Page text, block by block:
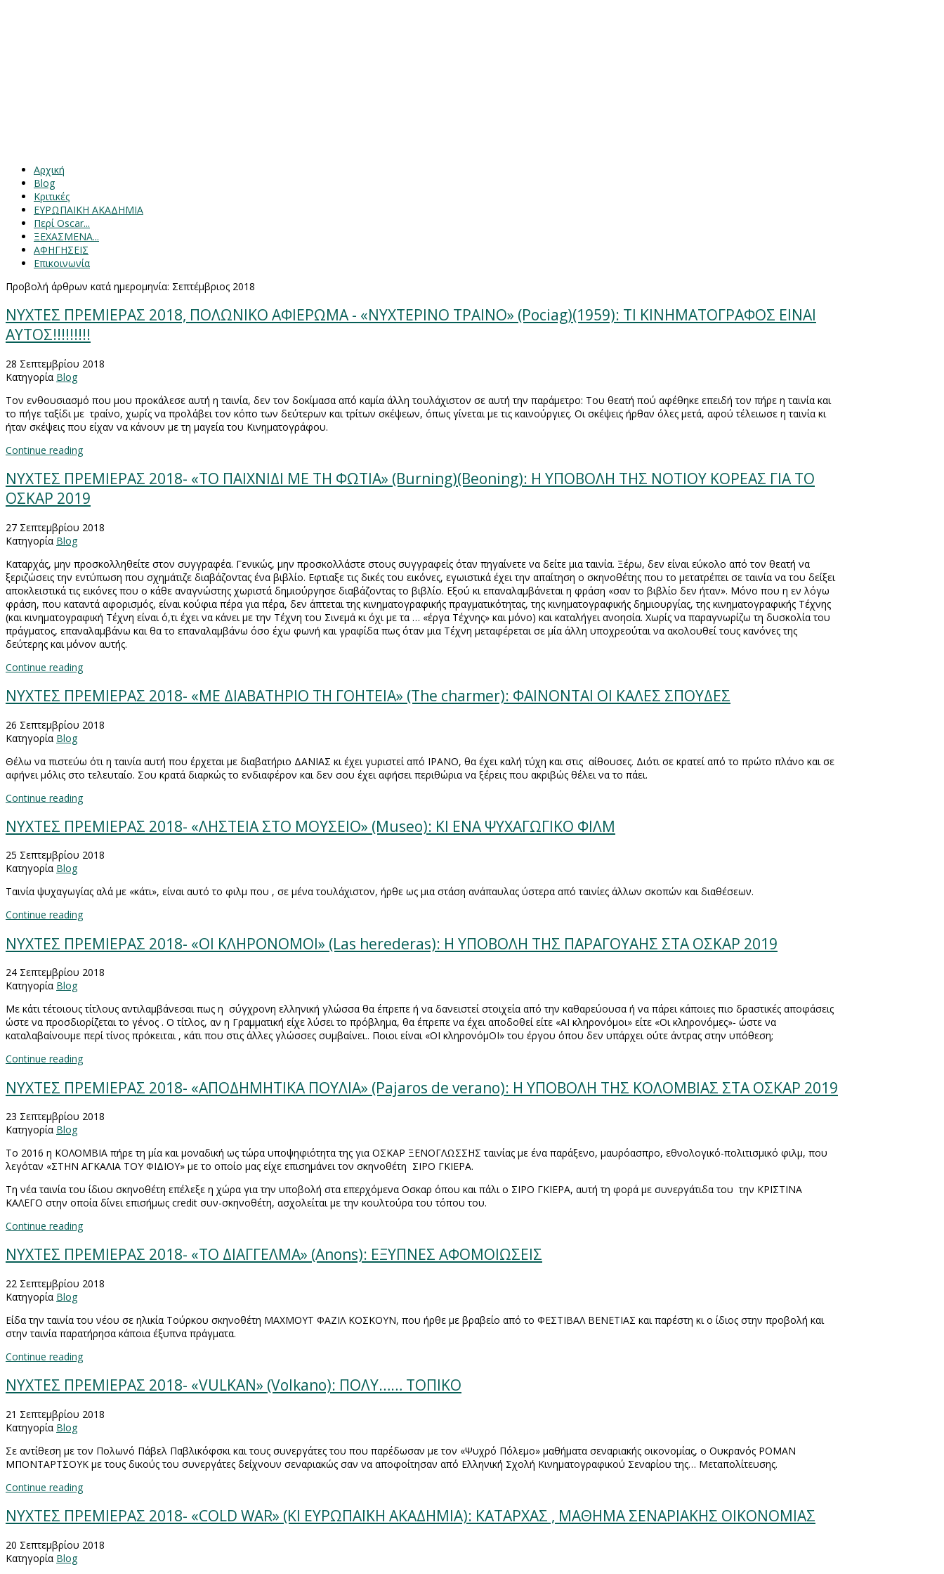
Αρχική
Blog
Κριτικές
ΕΥΡΩΠΑΙΚΗ ΑΚΑΔΗΜΙΑ
Περί Oscar...
ΞΕΧΑΣΜΕΝΑ...
ΑΦΗΓΗΣΕΙΣ
Επικοινωνία
Προβολή άρθρων κατά ημερομηνία: Σεπτέμβριος 2018
NYXTEΣ ΠΡΕΜΙΕΡΑΣ 2018, ΠΟΛΩΝΙΚΟ ΑΦΙΕΡΩΜΑ - «ΝΥΧΤΕΡΙΝΟ ΤΡΑΙΝΟ» (Pociag)(1959): TI KINHMATOΓΡΑΦΟΣ ΕΙΝΑΙ
ΑΥΤΟΣ!!!!!!!!!
28 Σεπτεμβρίου 2018
Κατηγορία Blog
Τον ενθουσιασμό που μου προκάλεσε αυτή η ταινία, δεν τον δοκίμασα από καμία άλλη τουλάχιστον σε αυτή την παράμετρο: Του θεατή πού αφέθηκε επειδή τον πήρε η ταινία και
το πήγε ταξίδι με τραίνο, χωρίς να προλάβει τον κόπο των δεύτερων και τρίτων σκέψεων, όπως γίνεται με τις καινούργιες. Οι σκέψεις ήρθαν όλες μετά, αφού τέλειωσε η ταινία κι
ήταν σκέψεις που είχαν να κάνουν με τη μαγεία του Κινηματογράφου.
Continue reading
ΝΥΧΤΕΣ ΠΡΕΜΙΕΡΑΣ 2018- «ΤΟ ΠΑΙΧΝΙΔΙ ΜΕ ΤΗ ΦΩΤΙΑ» (Burning)(Beoning): Η ΥΠΟΒΟΛΗ ΤΗΣ ΝΟΤΙΟΥ ΚΟΡΕΑΣ ΓΙΑ ΤΟ
ΟΣΚΑΡ 2019
27 Σεπτεμβρίου 2018
Κατηγορία Blog
Καταρχάς, μην προσκολληθείτε στον συγγραφέα. Γενικώς, μην προσκολλάστε στους συγγραφείς όταν πηγαίνετε να δείτε μια ταινία. Ξέρω, δεν είναι εύκολο από τον θεατή να
ξεριζώσεις την εντύπωση που σχημάτιζε διαβάζοντας ένα βιβλίο. Εφτιαξε τις δικές του εικόνες, εγωιστικά έχει την απαίτηση ο σκηνοθέτης που το μετατρέπει σε ταινία να του δείξει
αποκλειστικά τις εικόνες που ο κάθε αναγνώστης χωριστά δημιούργησε διαβάζοντας το βιβλίο. Εξού κι επαναλαμβάνεται η φράση «σαν το βιβλίο δεν ήταν». Μόνο που η εν λόγω
φράση, που καταντά αφορισμός, είναι κούφια πέρα για πέρα, δεν άπτεται της κινηματογραφικής πραγματικότητας, της κινηματογραφικής δημιουργίας, της κινηματογραφικής Τέχνης
(και κινηματογραφική Τέχνη είναι ό,τι έχει να κάνει με την Τέχνη του Σινεμά κι όχι με τα … «έργα Τέχνης» και μόνο) και καταλήγει ανοησία. Χωρίς να παραγνωρίζω τη δυσκολία του
πράγματος, επαναλαμβάνω και θα το επαναλαμβάνω όσο έχω φωνή και γραφίδα πως όταν μια Τέχνη μεταφέρεται σε μία άλλη υποχρεούται να ακολουθεί τους κανόνες της
δεύτερης και μόνον αυτής.
Continue reading
NYXTEΣ ΠΡΕΜΙΕΡΑΣ 2018- «ΜΕ ΔΙΑΒΑΤΗΡΙΟ ΤΗ ΓΟΗΤΕΙΑ» (The charmer): ΦΑΙΝΟΝΤΑΙ ΟΙ ΚΑΛΕΣ ΣΠΟΥΔΕΣ
26 Σεπτεμβρίου 2018
Κατηγορία Blog
Θέλω να πιστεύω ότι η ταινία αυτή που έρχεται με διαβατήριο ΔΑΝΙΑΣ κι έχει γυριστεί από ΙΡΑΝΟ, θα έχει καλή τύχη και στις αίθουσες. Διότι σε κρατεί από το πρώτο πλάνο και σε
αφήνει μόλις στο τελευταίο. Σου κρατά διαρκώς το ενδιαφέρον και δεν σου έχει αφήσει περιθώρια να ξέρεις που ακριβώς θέλει να το πάει.
Continue reading
ΝΥΧΤΕΣ ΠΡΕΜΙΕΡΑΣ 2018- «ΛΗΣΤΕΙΑ ΣΤΟ ΜΟΥΣΕΙΟ» (Museo): ΚΙ ΕΝΑ ΨΥΧΑΓΩΓΙΚΟ ΦΙΛΜ
25 Σεπτεμβρίου 2018
Κατηγορία Blog
Ταινία ψυχαγωγίας αλά με «κάτι», είναι αυτό το φιλμ που , σε μένα τουλάχιστον, ήρθε ως μια στάση ανάπαυλας ύστερα από ταινίες άλλων σκοπών και διαθέσεων.
Continue reading
ΝΥΧΤΕΣ ΠΡΕΜΙΕΡΑΣ 2018- «ΟΙ ΚΛΗΡΟΝΟΜΟΙ» (Las herederas): Η ΥΠΟΒΟΛΗ ΤΗΣ ΠΑΡΑΓΟΥΑΗΣ ΣΤΑ ΟΣΚΑΡ 2019
24 Σεπτεμβρίου 2018
Κατηγορία Blog
Με κάτι τέτοιους τίτλους αντιλαμβάνεσαι πως η σύγχρονη ελληνική γλώσσα θα έπρεπε ή να δανειστεί στοιχεία από την καθαρεύουσα ή να πάρει κάποιες πιο δραστικές αποφάσεις
ώστε να προσδιορίζεται το γένος . Ο τίτλος, αν η Γραμματική είχε λύσει το πρόβλημα, θα έπρεπε να έχει αποδοθεί είτε «ΑΙ κληρονόμοι» είτε «Οι κληρονόμες»- ώστε να
καταλαβαίνουμε περί τίνος πρόκειται , κάτι που στις άλλες γλώσσες συμβαίνει.. Ποιοι είναι «ΟΙ κληρονόμΟΙ» του έργου όπου δεν υπάρχει ούτε άντρας στην υπόθεση;
Continue reading
ΝΥΧΤΕΣ ΠΡΕΜΙΕΡΑΣ 2018- «ΑΠΟΔΗΜΗΤΙΚΑ ΠΟΥΛΙΑ» (Pajaros de verano): Η ΥΠΟΒΟΛΗ ΤΗΣ ΚΟΛΟΜΒΙΑΣ ΣΤΑ ΟΣΚΑΡ 2019
23 Σεπτεμβρίου 2018
Κατηγορία Blog
Το 2016 η ΚΟΛΟΜΒΙΑ πήρε τη μία και μοναδική ως τώρα υποψηφιότητα της για ΟΣΚΑΡ ΞΕΝΟΓΛΩΣΣΗΣ ταινίας με ένα παράξενο, μαυρόασπρο, εθνολογικό-πολιτισμικό φιλμ, που
λεγόταν «ΣΤΗΝ ΑΓΚΑΛΙΑ ΤΟΥ ΦΙΔΙΟΥ» με το οποίο μας είχε επισημάνει τον σκηνοθέτη ΣΙΡΟ ΓΚΙΕΡΑ.
Τη νέα ταινία του ίδιου σκηνοθέτη επέλεξε η χώρα για την υποβολή στα επερχόμενα Οσκαρ όπου και πάλι ο ΣΙΡΟ ΓΚΙΕΡΑ, αυτή τη φορά με συνεργάτιδα του την ΚΡΙΣΤΙΝΑ
ΚΑΛΕΓΟ στην οποία δίνει επισήμως credit συν-σκηνοθέτη, ασχολείται με την κουλτούρα του τόπου του.
Continue reading
NYXTEΣ ΠΡΕΜΙΕΡΑΣ 2018- «ΤΟ ΔΙΑΓΓΕΛΜΑ» (Anons): ΕΞΥΠΝΕΣ ΑΦΟΜΟΙΩΣΕΙΣ
22 Σεπτεμβρίου 2018
Κατηγορία Blog
Είδα την ταινία του νέου σε ηλικία Τούρκου σκηνοθέτη ΜΑΧΜΟΥΤ ΦΑΖΙΛ ΚΟΣΚΟΥΝ, που ήρθε με βραβείο από το ΦΕΣΤΙΒΑΛ ΒΕΝΕΤΙΑΣ και παρέστη κι ο ίδιος στην προβολή και
στην ταινία παρατήρησα κάποια έξυπνα πράγματα.
Continue reading
NYXTEΣ ΠΡΕΜΙΕΡΑΣ 2018- «VULKAN» (Volkano): ΠΟΛΥ…… ΤΟΠΙΚΟ
21 Σεπτεμβρίου 2018
Κατηγορία Blog
Σε αντίθεση με τον Πολωνό Πάβελ Παβλικόφσκι και τους συνεργάτες του που παρέδωσαν με τον «Ψυχρό Πόλεμο» μαθήματα σεναριακής οικονομίας, ο Ουκρανός ΡΟΜΑΝ
ΜΠΟΝΤΑΡΤΣΟΥΚ με τους δικούς του συνεργάτες δείχνουν σεναριακώς σαν να αποφοίτησαν από Ελληνική Σχολή Κινηματογραφικού Σεναρίου της… Μεταπολίτευσης.
Continue reading
NYXTEΣ ΠΡΕΜΙΕΡΑΣ 2018- «COLD WAR» (ΚΙ ΕΥΡΩΠΑΪΚΗ ΑΚΑΔΗΜΙΑ): ΚΑΤΑΡΧΑΣ , ΜΑΘΗΜΑ ΣΕΝΑΡΙΑΚΗΣ ΟΙΚΟΝΟΜΙΑΣ
20 Σεπτεμβρίου 2018
Κατηγορία Blog